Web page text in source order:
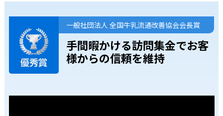
一般社団法人 全国牛乳流通改善協会会長賞
手間暇かける訪問集金でお客
様からの信頼を維持